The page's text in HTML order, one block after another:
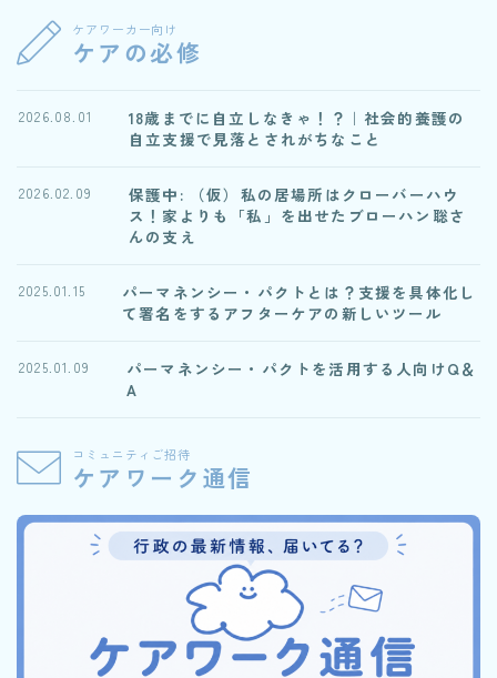
ケアワーカー向け
ケアの必修
18歳までに自立しなきゃ！？｜社会的養護の
自立支援で見落とされがちなこと
2026.08.01
保護中: （仮）私の居場所はクローバーハウ
ス！家よりも「私」を出せたブローハン聡さ
んの支え
2026.02.09
パーマネンシー・パクトとは？支援を具体化し
て署名をするアフターケアの新しいツール
2025.01.15
パーマネンシー・パクトを活用する人向けQ＆
A
2025.01.09
コミュニティご招待
ケアワーク通信